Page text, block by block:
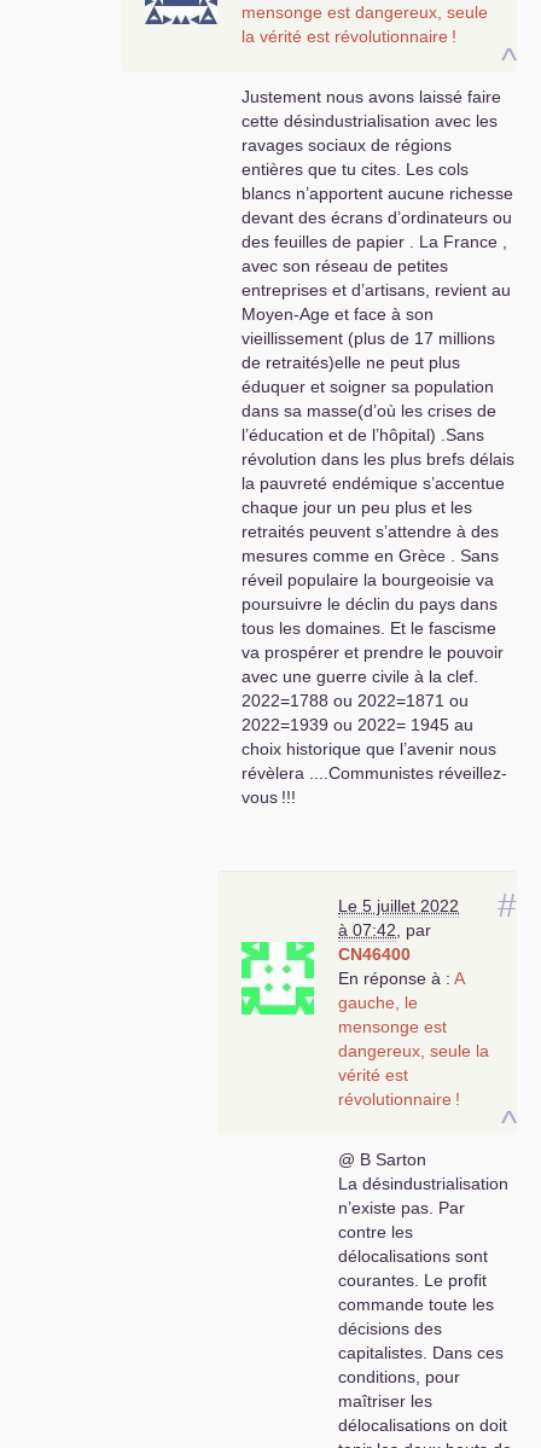
économique , lePCFdoit retrouver
son rôle dit «révolutionnaire
ailleurs ont réussi à le faire en
1917-1949-1959-1968 et même
aujourd’hui en Amérique latine et en
Afrique ....La France a besoin d’une
révolution et nous devons en être
les artisans majeurs dans les mois
qui viennent!!!
^
mensonge est dangereux, seule
la vérité est révolutionnaire !
Justement nous avons laissé faire
cette désindustrialisation avec les
ravages sociaux de régions
entières que tu cites. Les cols
blancs n’apportent aucune richesse
devant des écrans d’ordinateurs ou
des feuilles de papier . La France ,
avec son réseau de petites
entreprises et d’artisans, revient au
Moyen-Age et face à son
vieillissement (plus de 17 millions
de retraités)elle ne peut plus
éduquer et soigner sa population
dans sa masse(d’où les crises de
l’éducation et de l’hôpital) .Sans
révolution dans les plus brefs délais
la pauvreté endémique s’accentue
chaque jour un peu plus et les
retraités peuvent s’attendre à des
mesures comme en Grèce . Sans
réveil populaire la bourgeoisie va
poursuivre le déclin du pays dans
tous les domaines. Et le fascisme
va prospérer et prendre le pouvoir
avec une guerre civile à la clef.
2022=1788 ou 2022=1871 ou
2022=1939 ou 2022= 1945 au
choix historique que l’avenir nous
révèlera ....Communistes réveillez-
vous !!!
#
^
Le 5 juillet 2022
à 07:42
par
CN46400
En réponse à : A
gauche, le
mensonge est
dangereux, seule la
vérité est
révolutionnaire !
@ B Sarton
La désindustrialisation
n’existe pas. Par
contre les
délocalisations sont
courantes. Le profit
commande toute les
décisions des
capitalistes. Dans ces
conditions, pour
maîtriser les
délocalisations on doit